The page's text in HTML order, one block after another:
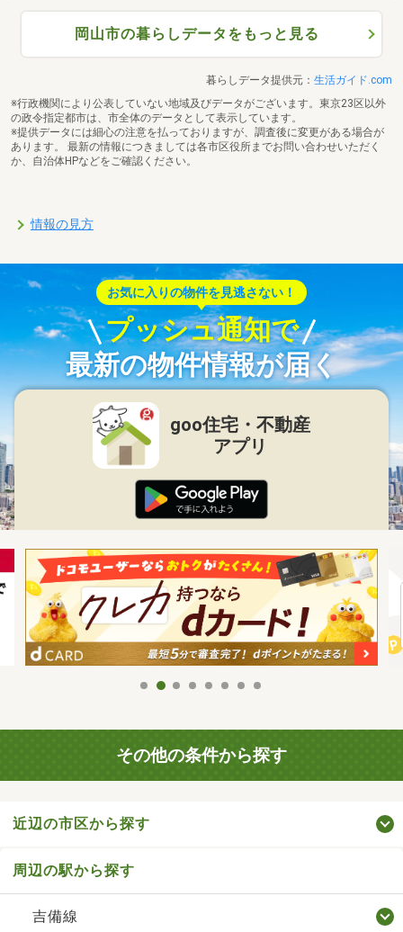
岡山市の暮らしデータをもっと見る
暮らしデータ提供元： 生活ガイド.com
※行政機関により公表していない地域及びデータがございます。東京23区以外
の政令指定都市は、市全体のデータとして表示しています。
※提供データには細心の注意を払っておりますが、調査後に変更がある場合が
あります。 最新の情報につきましては各市区役所までお問い合わせいただく
か、自治体HPなどをご確認ください。
情報の見方
お気に入りの物件を見逃さない！
プッシュ通知で
最新の物件情報が届く
goo住宅・不動産
アプリ
その他の条件から探す
近辺の市区から探す
周辺の駅から探す
吉備線